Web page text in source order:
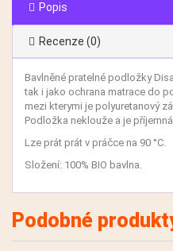
Popis
Recenze (0)
Bavlněné pratelné podložky
tak i jako ochrana matrace do
mezi kterymi je polyuretanový
Podložka neklouže a je
Lze prát prát v práčce na 90 °C.
Složení: 100% BIO bavlna.
Podobné